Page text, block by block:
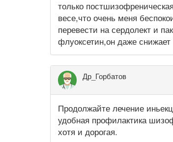
только
весе,что очень меня
перевести на сердолект и
флуоксетин,он даже снижает
Др_Горбатов
Продолжайте лечение
удобная профилактика
хотя и дорогая.